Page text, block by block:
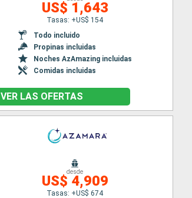
US$ 1,643
Tasas: +US$ 154
Todo incluido
Propinas incluidas
Noches AzAmazing incluidas
Comidas incluidas
VER LAS OFERTAS
desde
US$ 4,909
Tasas: +US$ 674